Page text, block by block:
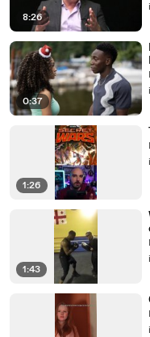
8:26
0:37
1:26
1:43